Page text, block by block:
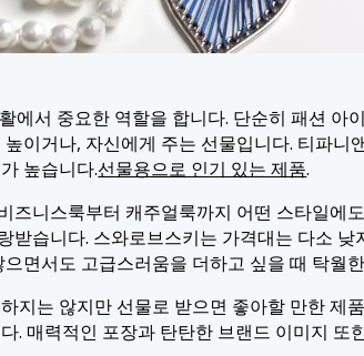
에서 중요한 역할을 합니다. 단순히 패션 아
이거나, 자신에게 주는 선물입니다. 티파니
높습니다.선물용으로 인기 있는 제품.
즈니스룩부터 캐주얼룩까지 어떤 스타일에
받습니다. 스와로브스키는 가격대는 다소 낮
면서도 고급스러움을 더하고 싶을 때 탁월
지는 않지만 선물로 받으면 좋아할 만한 제
. 매력적인 포장과 탄탄한 브랜드 이미지 또